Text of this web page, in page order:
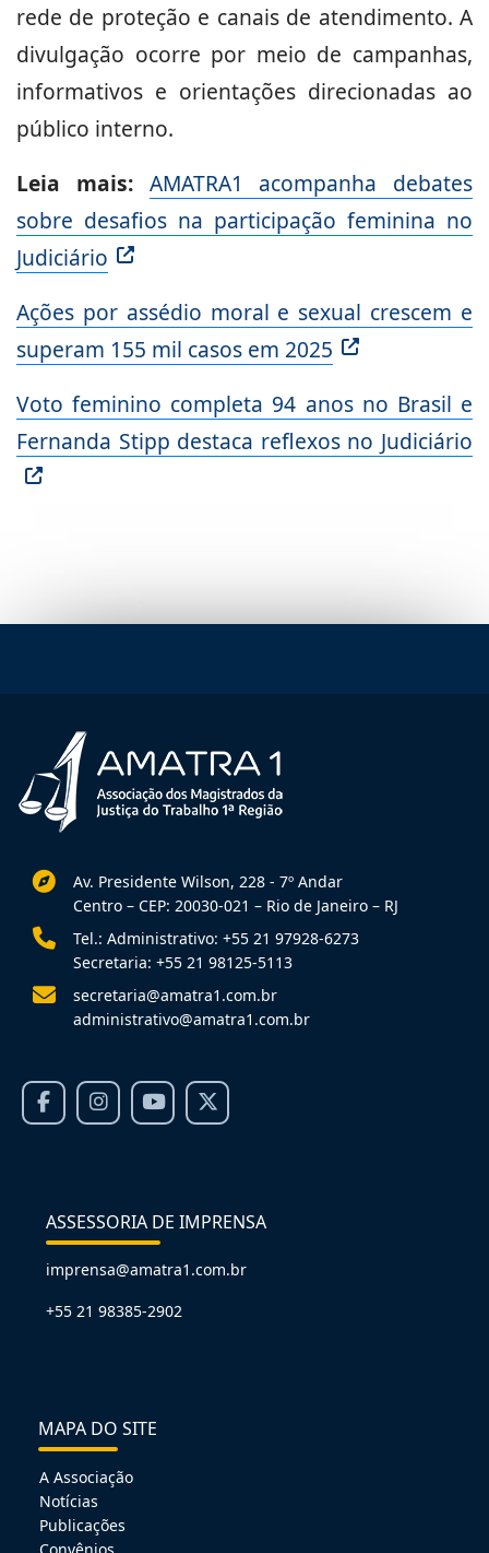
rede de proteção e canais de atendimento. A
divulgação ocorre por meio de campanhas,
informativos e orientações direcionadas ao
público interno.
Leia mais: AMATRA1 acompanha debates
sobre desafios na participação feminina no
Judiciário
Ações por assédio moral e sexual crescem e
superam 155 mil casos em 2025
Voto feminino completa 94 anos no Brasil e
Fernanda Stipp destaca reflexos no Judiciário
Av. Presidente Wilson, 228 - 7º Andar
Centro – CEP: 20030-021 – Rio de Janeiro – RJ
Tel.: Administrativo: +55 21 97928-6273
Secretaria: +55 21 98125-5113
secretaria@amatra1.com.br
administrativo@amatra1.com.br
ASSESSORIA DE IMPRENSA
imprensa@amatra1.com.br
+55 21 98385-2902
MAPA DO SITE
A Associação
Notícias
Publicações